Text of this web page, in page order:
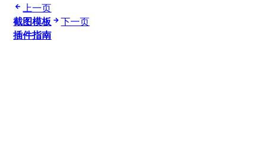
上一页
截图模板
下一页
插件指南